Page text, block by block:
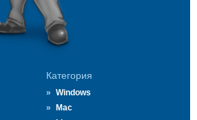
Категория
Windows
Mac